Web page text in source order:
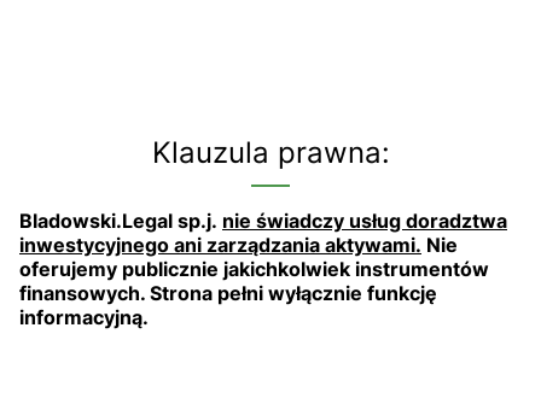
Klauzula prawna:
Bladowski.Legal sp.j. nie świadczy usług doradztwa
inwestycyjnego ani zarządzania aktywami. Nie
oferujemy publicznie jakichkolwiek instrumentów
finansowych. Strona pełni wyłącznie funkcję
informacyjną.